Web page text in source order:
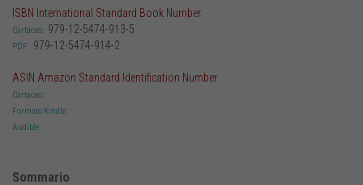
ISBN International Standard Book Number
Cartaceo: 979-12-5474-913-5
PDF: 979-12-5474-914-2
ASIN Amazon Standard Identification Number
Cartaceo:
Formato Kindle:
Audible:
Sommario